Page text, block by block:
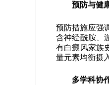
预防与健
预防措施应强
含神经酰胺、
有白癜风家族
量元素均衡摄
多学科协